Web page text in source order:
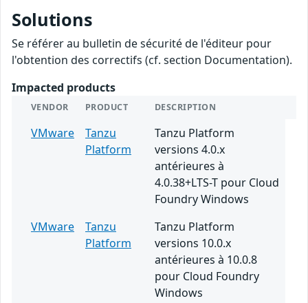
Solutions
Se référer au bulletin de sécurité de l'éditeur pour
l'obtention des correctifs (cf. section Documentation).
Impacted products
VENDOR PRODUCT DESCRIPTION
VMware
Tanzu
Platform
Tanzu Platform
versions 4.0.x
antérieures à
4.0.38+LTS-T pour Cloud
Foundry Windows
VMware
Tanzu
Platform
Tanzu Platform
versions 10.0.x
antérieures à 10.0.8
pour Cloud Foundry
Windows